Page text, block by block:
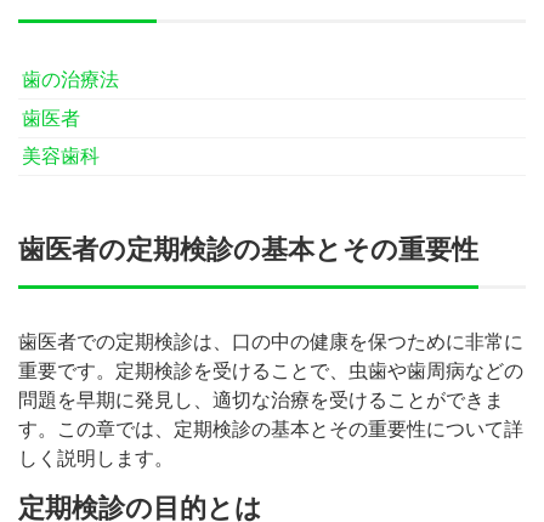
歯の治療法
歯医者
美容歯科
歯医者の定期検診の基本とその重要性
歯医者での定期検診は、口の中の健康を保つために非常に
重要です。定期検診を受けることで、虫歯や歯周病などの
問題を早期に発見し、適切な治療を受けることができま
す。この章では、定期検診の基本とその重要性について詳
しく説明します。
定期検診の目的とは